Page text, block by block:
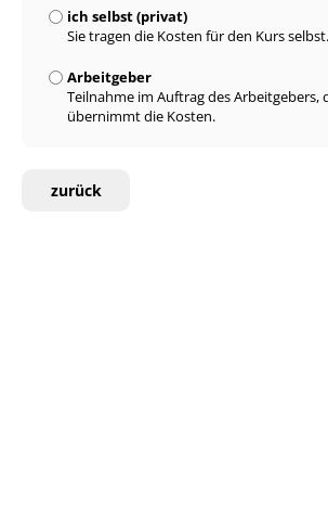
ich selbst (privat)
Sie tragen die Kosten für den Kurs selbst.
Arbeitgeber
Teilnahme im Auftrag des Arbeitgebers,
übernimmt die Kosten.
zurück